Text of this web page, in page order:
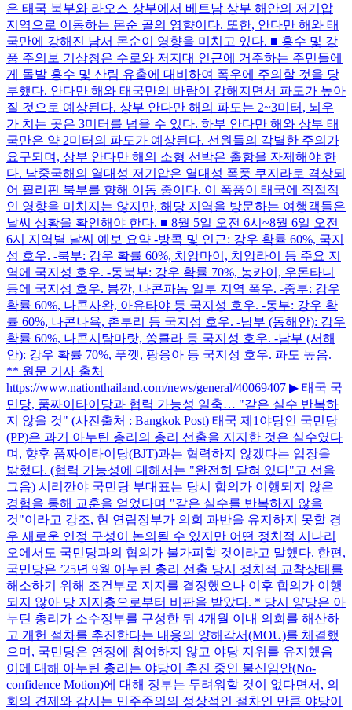
은 태국 북부와 라오스 상부에서 베트남 상부 해안의 저기압
지역으로 이동하는 몬순 골의 영향이다. 또한, 안다만 해와 태
국만에 강해진 남서 몬순이 영향을 미치고 있다. ■ 홍수 및 강
풍 주의보 기상청은 수로와 저지대 인근에 거주하는 주민들에
게 돌발 홍수 및 산림 유출에 대비하여 폭우에 주의할 것을 당
부했다. 안다만 해와 태국만의 바람이 강해지면서 파도가 높아
질 것으로 예상된다. 상부 안다만 해의 파도는 2~3미터, 뇌우
가 치는 곳은 3미터를 넘을 수 있다. 하부 안다만 해와 상부 태
국만은 약 2미터의 파도가 예상된다. 선원들의 각별한 주의가
요구되며, 상부 안다만 해의 소형 선박은 출항을 자제해야 한
다. 남중국해의 열대성 저기압은 열대성 폭풍 쿠지라로 격상되
어 필리핀 북부를 향해 이동 중이다. 이 폭풍이 태국에 직접적
인 영향을 미치지는 않지만, 해당 지역을 방문하는 여행객들은
날씨 상황을 확인해야 한다. ■ 8월 5일 오전 6시~8월 6일 오전
6시 지역별 날씨 예보 요약 -방콕 및 인근: 강우 확률 60%, 국지
성 호우. -북부: 강우 확률 60%, 치앙마이, 치앙라이 등 주요 지
역에 국지성 호우. -동북부: 강우 확률 70%, 농카이, 우돈타니
등에 국지성 호우. 븡깐, 나콘파놈 일부 지역 폭우. -중부: 강우
확률 60%, 나콘사완, 아유타야 등 국지성 호우. -동부: 강우 확
률 60%, 나콘나욕, 촌부리 등 국지성 호우. -남부 (동해안): 강우
확률 60%, 나콘시탐마랏, 쏭클라 등 국지성 호우. -남부 (서해
안): 강우 확률 70%, 푸껫, 팡응아 등 국지성 호우. 파도 높음.
** 원문 기사 출처
https://www.nationthailand.com/news/general/40069407 ▶ 태국 국
민당, 품짜이타이당과 협력 가능성 일축… "같은 실수 반복하
지 않을 것" (사진출처 : Bangkok Post) 태국 제1야당인 국민당
(PP)은 과거 아누틴 총리의 총리 선출을 지지한 것은 실수였다
며, 향후 품짜이타이당(BJT)과는 협력하지 않겠다는 입장을
밝혔다. (협력 가능성에 대해서는 "완전히 닫혀 있다"고 선을
그음) 시리깐야 국민당 부대표는 당시 합의가 이행되지 않은
경험을 통해 교훈을 얻었다며 "같은 실수를 반복하지 않을
것"이라고 강조, 현 연립정부가 의회 과반을 유지하지 못할 경
우 새로운 연정 구성이 논의될 수 있지만 어떤 정치적 시나리
오에서도 국민당과의 협의가 불가피할 것이라고 말했다. 한편,
국민당은 ’25년 9월 아누틴 총리 선출 당시 정치적 교착상태를
해소하기 위해 조건부로 지지를 결정했으나 이후 합의가 이행
되지 않아 당 지지층으로부터 비판을 받았다. * 당시 양당은 아
누틴 총리가 소수정부를 구성한 뒤 4개월 이내 의회를 해산하
고 개헌 절차를 추진한다는 내용의 양해각서(MOU)를 체결했
으며, 국민당은 연정에 참여하지 않고 야당 지위를 유지했음
이에 대해 아누틴 총리는 야당이 추진 중인 불신임안(No-
confidence Motion)에 대해 정부는 두려워할 것이 없다면서, 의
회의 견제와 감시는 민주주의의 정상적인 절차인 만큼 야당이